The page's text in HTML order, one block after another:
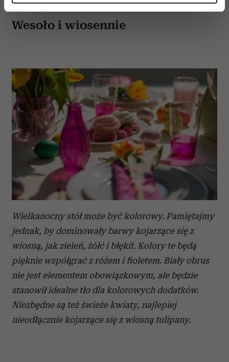
dane są przetwarzane oraz ustaw własne preferencje w
sekcji szczegółów
. W Deklaracji plików cookie możesz
Wykorzystujemy pliki cookie do spersonalizowania treści
i reklam, aby oferować funkcje społecznościowe i
analizować ruch w naszej witrynie. Informacje o tym, jak
korzystasz z naszej witryny, udostępniamy partnerom
społecznościowym, reklamowym i analitycznym.
Partnerzy mogą połączyć te informacje z innymi danymi
otrzymanymi od Ciebie lub uzyskanymi podczas
korzystania z ich usług.
Wesoło i wiosennie
Wielkanocny stół może być kolorowy. Pamiętajmy
jednak, by dominowały barwy kojarzące się z
wiosną, jak zieleń, żółć i błękit. Kolory te będą
pięknie współgrać z różem i fioletem. Biały obrus
nie jest elementem obowiązkowym, ale będzie
stanowił idealne tło dla kolorowych dodatków.
Niezbędne są też świeże kwiaty, najlepiej
nieodłącznie kojarzące się z wiosną tulipany.